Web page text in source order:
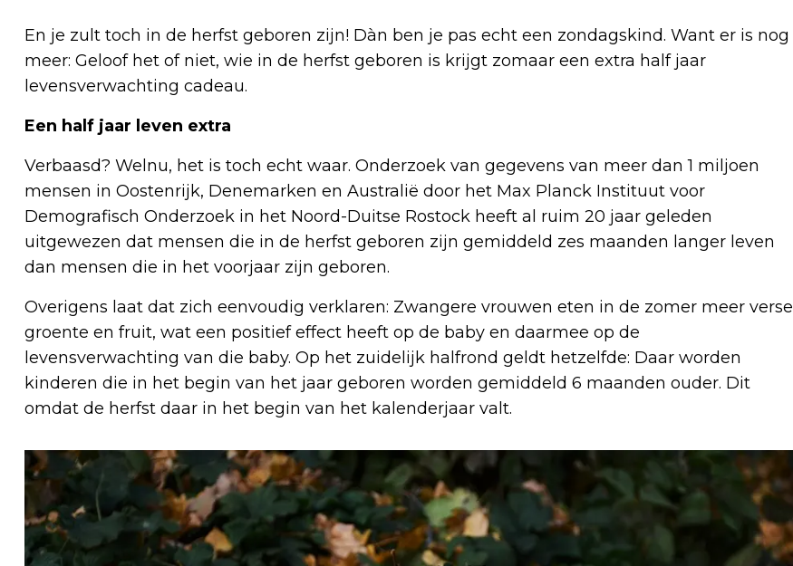
En je zult toch in de herfst geboren zijn! Dàn ben je pas echt een zondagskind. Want er is nog
meer: Geloof het of niet, wie in de herfst geboren is krijgt zomaar een extra half jaar
levensverwachting cadeau.
Een half jaar leven extra
Verbaasd? Welnu, het is toch echt waar. Onderzoek van gegevens van meer dan 1 miljoen
mensen in Oostenrijk, Denemarken en Australië door het Max Planck Instituut voor
Demografisch Onderzoek in het Noord-Duitse Rostock heeft al ruim 20 jaar geleden
uitgewezen dat mensen die in de herfst geboren zijn gemiddeld zes maanden langer leven
dan mensen die in het voorjaar zijn geboren.
Overigens laat dat zich eenvoudig verklaren: Zwangere vrouwen eten in de zomer meer verse
groente en fruit, wat een positief effect heeft op de baby en daarmee op de
levensverwachting van die baby. Op het zuidelijk halfrond geldt hetzelfde: Daar worden
kinderen die in het begin van het jaar geboren worden gemiddeld 6 maanden ouder. Dit
omdat de herfst daar in het begin van het kalenderjaar valt.